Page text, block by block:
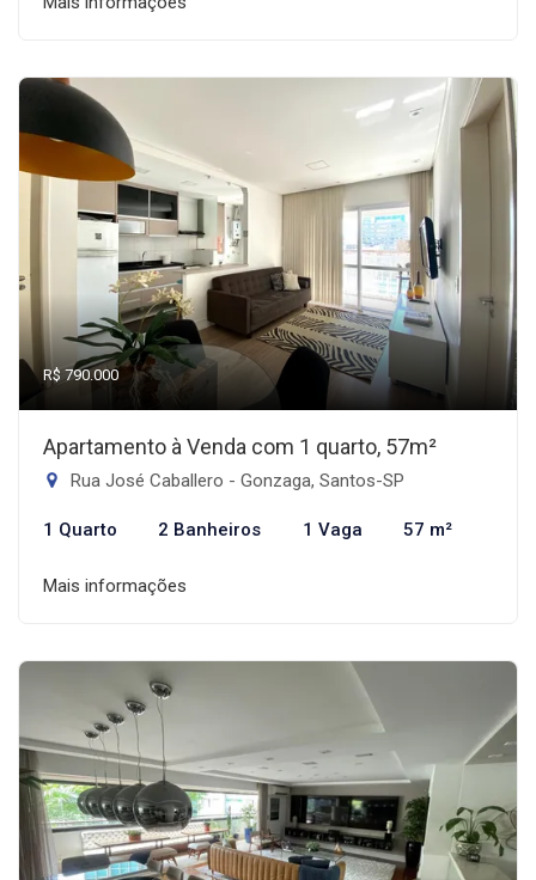
R$ 790.000
Apartamento à Venda com 1 quarto, 57m²
Rua José Caballero - Gonzaga, Santos-SP
1 Quarto 2 Banheiros 1 Vaga 57 m²
Mais informações